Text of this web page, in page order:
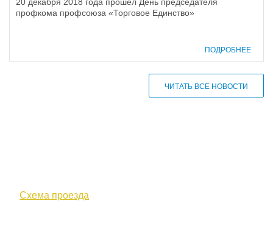
профкома профсоюза «Торговое Единство»
ПОДРОБНЕЕ
ЧИТАТЬ ВСЕ НОВОСТИ
Схема проезда